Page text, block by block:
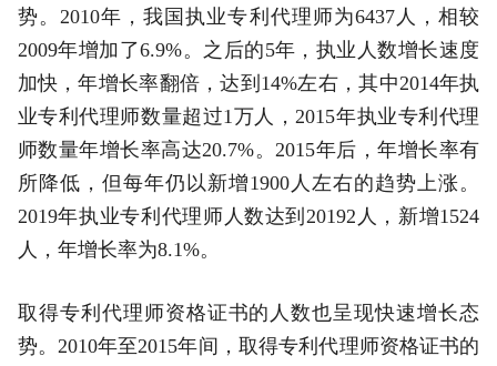
势。2010年，我国执业专利代理师为6437人，相较
2009年增加了6.9%。之后的5年，执业人数增长速度
加快，年增长率翻倍，达到14%左右，其中2014年执
业专利代理师数量超过1万人，2015年执业专利代理
师数量年增长率高达20.7%。2015年后，年增长率有
所降低，但每年仍以新增1900人左右的趋势上涨。
2019年执业专利代理师人数达到20192人，新增1524
人，年增长率为8.1%。
取得专利代理师资格证书的人数也呈现快速增长态
势。2010年至2015年间，取得专利代理师资格证书的